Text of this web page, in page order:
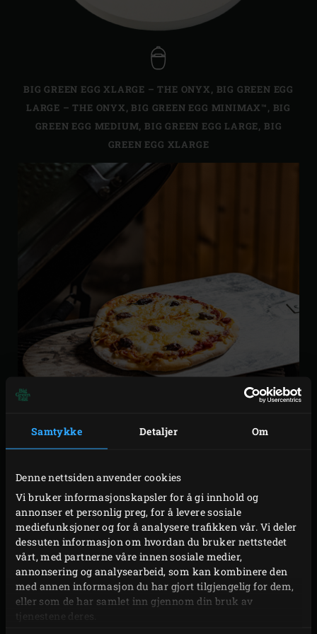
Samtykke Detaljer Om
Denne nettsiden anvender cookies
Vi bruker informasjonskapsler for å gi innhold og
annonser et personlig preg, for å levere sosiale
mediefunksjoner og for å analysere trafikken vår. Vi deler
dessuten informasjon om hvordan du bruker nettstedet
vårt, med partnerne våre innen sosiale medier,
annonsering og analysearbeid, som kan kombinere den
med annen informasjon du har gjort tilgjengelig for dem,
eller som de har samlet inn gjennom din bruk av
BIG GREEN EGG XLARGE – THE ONYX, BIG GREEN EGG
LARGE – THE ONYX,BIG GREEN EGG MINIMAX™, BIG
GREEN EGG MEDIUM,BIG GREEN EGG LARGE, BIG
GREEN EGG XLARGE
Flat Baking Stone kan du begynne ditt eget bakeri
hjemme. Legg steinen på risten til Big Green Egg og du får
brød med en sprø skorpe og pizzaer med en sprø bunn.
Flat Baking Stone er et av favoritt-tilbehørene til EGG’ere.
Legg pizzasteinen direkte på risten (i kombinasjon med
convEGGtor) når du tenner ditt EGG slik at den varmes